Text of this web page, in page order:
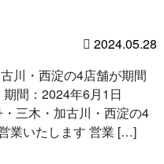
2024.05.28
川・西淀の4店舗が期間
間：2024年6月1日
三木・加古川・西淀の4
業いたします 営業 […]